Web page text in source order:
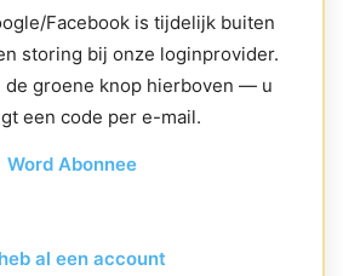
Facebook is tijdelijk buiten
storing bij onze loginprovider.
de groene knop hierboven — u
een code per e-mail.
Word Abonnee
al een account